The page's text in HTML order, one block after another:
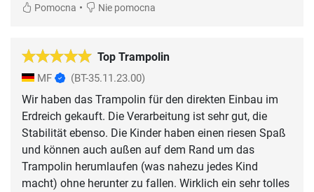
Pomocna • Nie pomocna
Top Trampolin
MF (BT-35.11.23.00)
Wir haben das Trampolin für den direkten Einbau im
Erdreich gekauft. Die Verarbeitung ist sehr gut, die
Stabilität ebenso. Die Kinder haben einen riesen Spaß
und können auch außen auf dem Rand um das
Trampolin herumlaufen (was nahezu jedes Kind
macht) ohne herunter zu fallen. Wirklich ein sehr tolles